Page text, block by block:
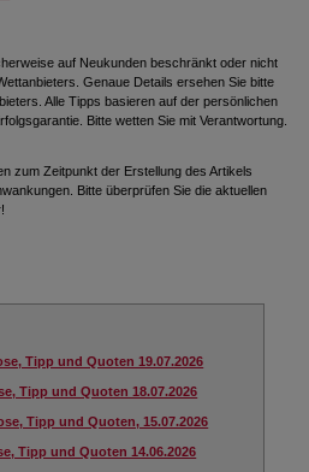
auf Neukunden beschränkt oder nicht
Genaue Details ersehen Sie bitte
Alle Tipps basieren auf der persönlichen
Bitte wetten Sie mit Verantwortung.
zum Zeitpunkt der Erstellung des Artikels
Bitte überprüfen Sie die aktuellen
Tipp und Quoten 19.07.2026
Tipp und Quoten 18.07.2026
Tipp und Quoten, 15.07.2026
Tipp und Quoten 14.06.2026